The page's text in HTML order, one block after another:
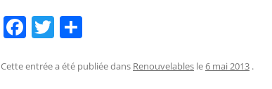
F
c
T
itt ta
Cette entrée a été publiée dans Renouvelables le6 mai 2013 .